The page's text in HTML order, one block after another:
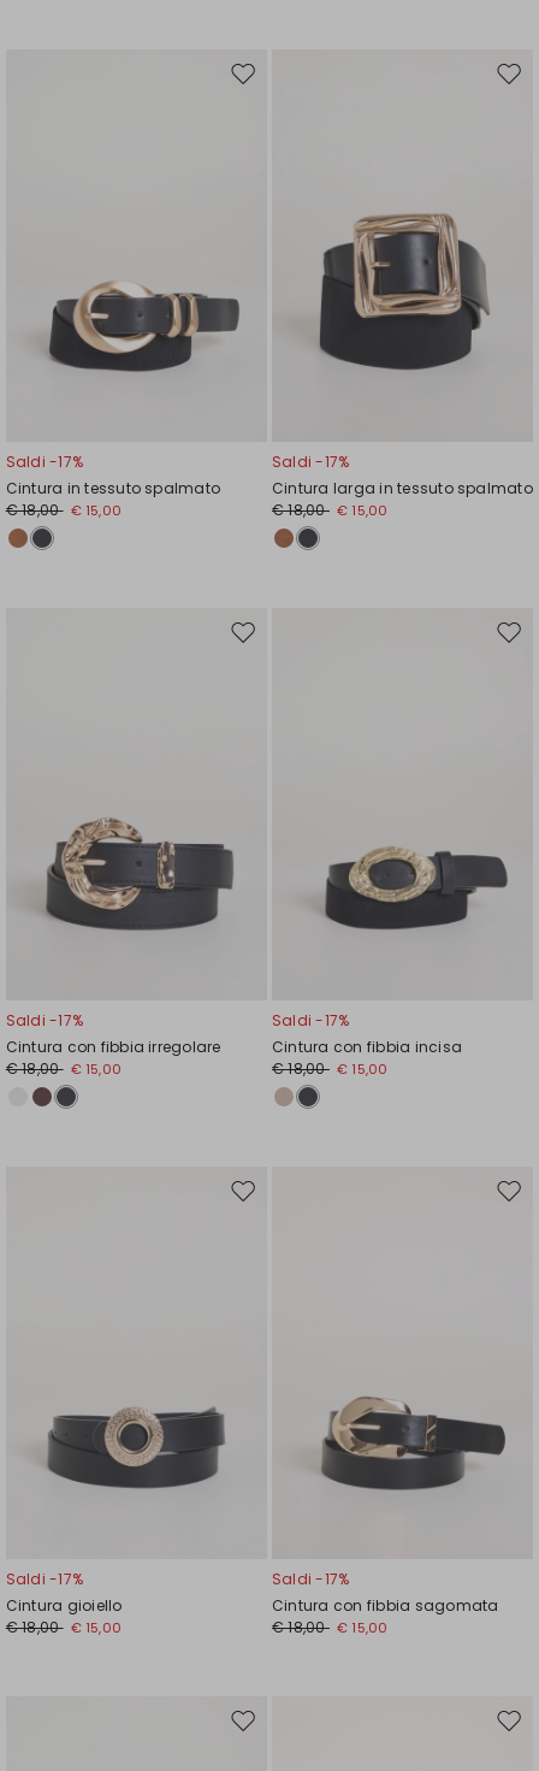
Sposta
Saldi -17%
Cintura in tessuto spalmato
€ 18,00 € 15,00
Saldi -17%
Cintura larga in tessuto spalmato
€ 18,00 € 15,00
Sposta
Saldi -17%
Cintura con fibbia irregolare
€ 18,00 € 15,00
Saldi -17%
Cintura con fibbia incisa
€ 18,00 € 15,00
Sposta
Saldi -17%
Cintura gioiello
€ 18,00 € 15,00
Saldi -17%
Cintura con fibbia sagomata
€ 18,00 € 15,00
Sposta